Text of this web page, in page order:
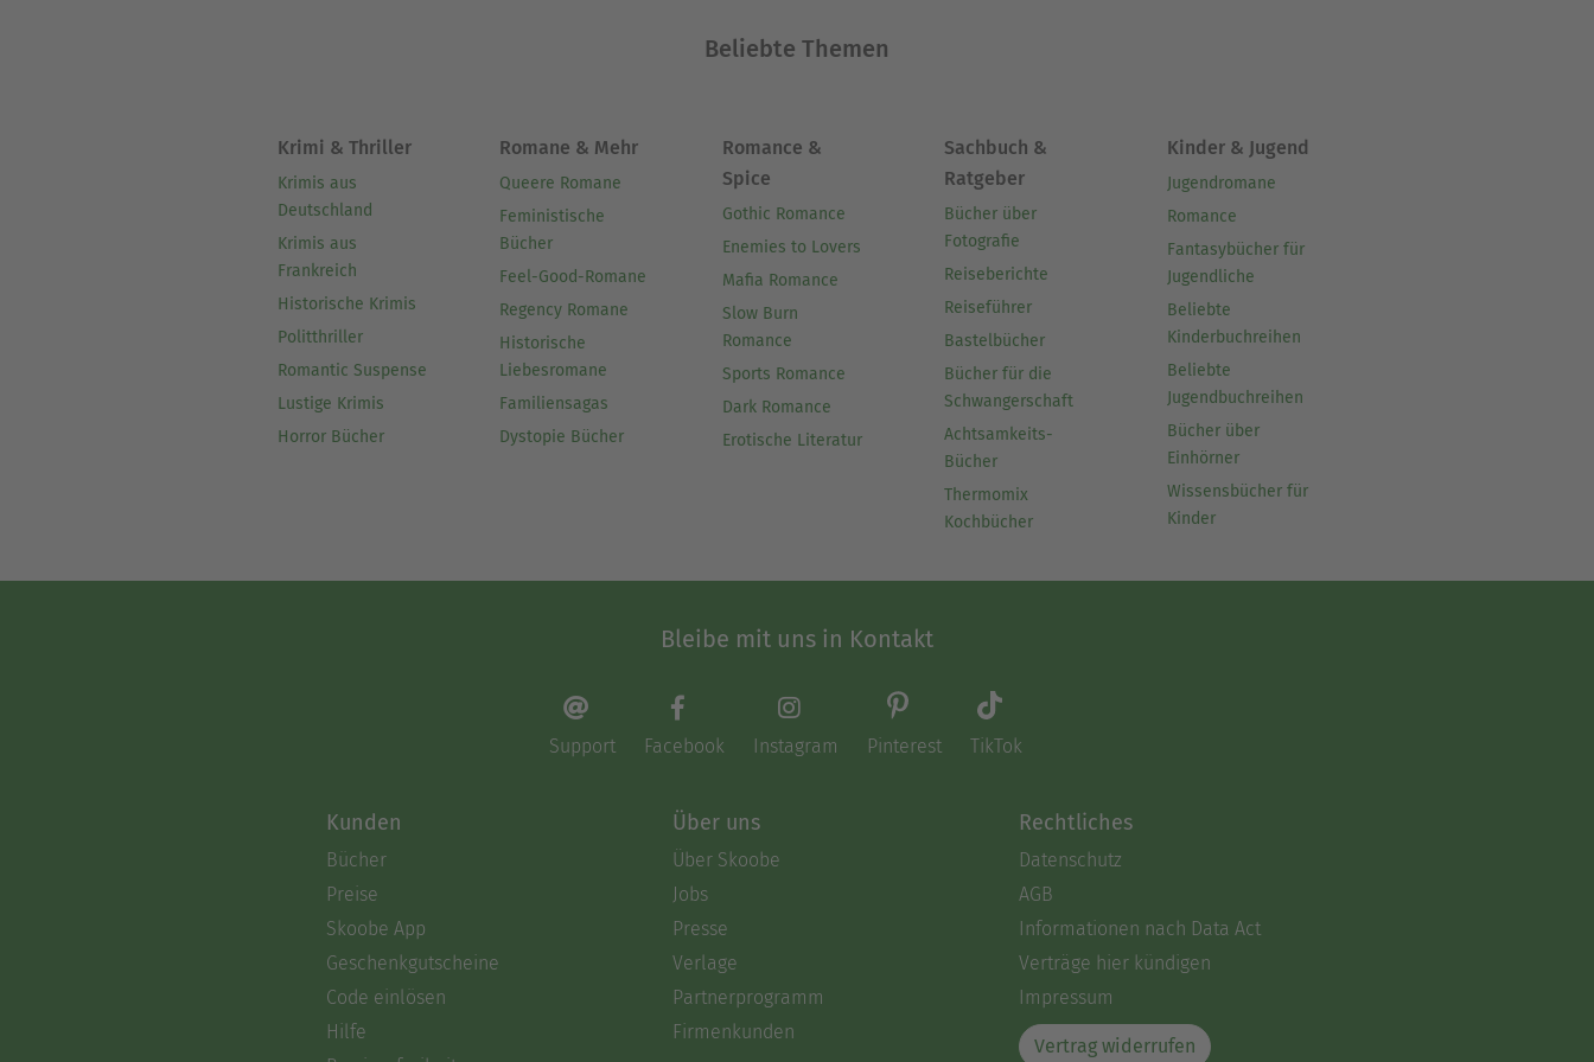
Das vorliegende Buch ist die reine Textfassung der Geschichten und für ältere Kinder und Jugendliche
Ausblenden
Beliebte Themen
Krimi & Thriller
Krimis aus
Deutschland
Krimis aus
Frankreich
Historische Krimis
Politthriller
Romantic Suspense
Lustige Krimis
Horror Bücher
Romane & Mehr
Queere Romane
Feministische
Bücher
Feel-Good-Romane
Regency Romane
Historische
Liebesromane
Familiensagas
Dystopie Bücher
Romance &
Spice
Gothic Romance
Enemies to Lovers
Mafia Romance
Slow Burn
Romance
Sports Romance
Dark Romance
Erotische Literatur
Sachbuch &
Ratgeber
Bücher über
Fotografie
Reiseberichte
Reiseführer
Bastelbücher
Bücher für die
Schwangerschaft
Achtsamkeits-
Bücher
Thermomix
Kochbücher
Kinder & Jugend
Jugendromane
Romance
Fantasybücher für
Jugendliche
Beliebte
Kinderbuchreihen
Beliebte
Jugendbuchreihen
Bücher über
Einhörner
Wissensbücher für
Kinder
Bleibe mit uns in Kontakt
Support Facebook Instagram Pinterest TikTok
Kunden
Bücher
Preise
Skoobe App
Geschenkgutscheine
Code einlösen
Hilfe
Über uns
Über Skoobe
Jobs
Presse
Verlage
Partnerprogramm
Firmenkunden
Rechtliches
Datenschutz
AGB
Informationen nach Data Act
Verträge hier kündigen
Impressum
Vertrag widerrufen